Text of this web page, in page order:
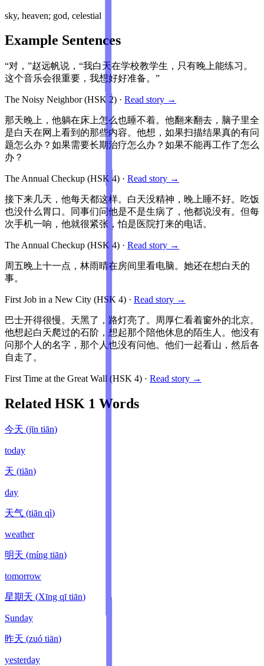
sky, heaven; god, celestial
Example Sentences
“对，”赵远帆说，“我白天在学校教学生，只有晚上能练习。
这个音乐会很重要，我想好好准备。”
The Noisy Neighbor(HSK 2) · Read story →
那天晚上，他躺在床上怎么也睡不着。他翻来翻去，脑子里全
是白天在网上看到的那些内容。他想，如果扫描结果真的有问
题怎么办？如果需要长期治疗怎么办？如果不能再工作了怎么
办？
The Annual Checkup (HSK 4) · Read story →
接下来几天，他每天都这样。白天没精神，晚上睡不好。吃饭
也没什么胃口。同事们问他是不是生病了，他都说没有。但每
次手机一响，他就很紧张，怕是医院打来的电话。
The Annual Checkup (HSK 4) · Read story →
周五晚上十一点，林雨晴在房间里看电脑。她还在想白天的
事。
First Job in a New City (HSK 4) · Read story →
巴士开得很慢。天黑了，路灯亮了。周厚仁看着窗外的北京。
他想起白天爬过的石阶，想起那个陪他休息的陌生人。他没有
问那个人的名字，那个人也没有问他。他们一起看山，然后各
自走了。
First Time at the Great Wall (HSK 4) · Read story →
Related HSK 1 Words
今天 (jīn tiān)
today
天 (tiān)
day
天气 (tiān qì)
weather
明天 (míng tiān)
tomorrow
星期天 (Xīng qī tiān)
Sunday
昨天 (zuó tiān)
yesterday